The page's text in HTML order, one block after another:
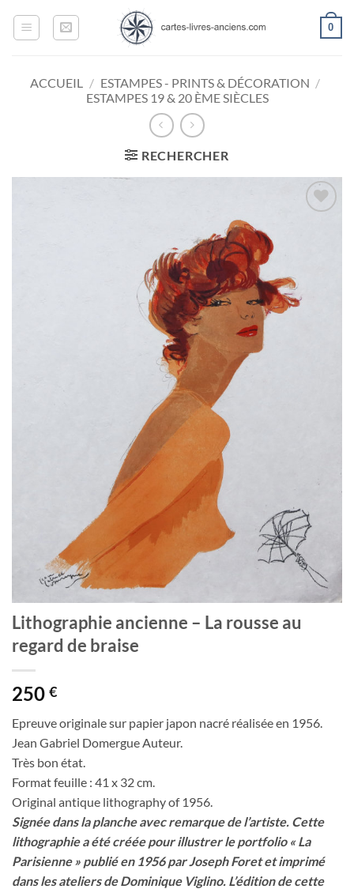
0
ACCUEIL / ESTAMPES - PRINTS & DÉCORATION /
ESTAMPES 19 & 20 ÈME SIÈCLES
RECHERCHER
Lithographie ancienne – La rousse au
regard de braise
250 €
Epreuve originale sur papier japon nacré réalisée en 1956.
Jean Gabriel Domergue Auteur.
Très bon état.
Format feuille : 41 x 32 cm.
Original antique lithography of 1956.
Signée dans la planche avec remarque de l’artiste. Cette
lithographie a été créée pour illustrer le portfolio « La
Parisienne » publié en 1956 par Joseph Foret et imprimé
dans les ateliers de Dominique Viglino. L’édition de cette